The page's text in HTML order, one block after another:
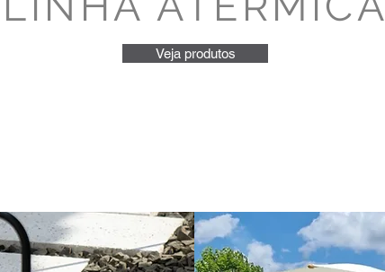
Veja produtos